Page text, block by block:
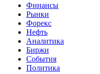
Финансы
Рынки
Форекс
Нефть
Аналитика
Биржи
События
Политика